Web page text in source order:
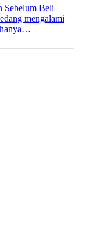
Sebelum Beli
mengalami
hanya…